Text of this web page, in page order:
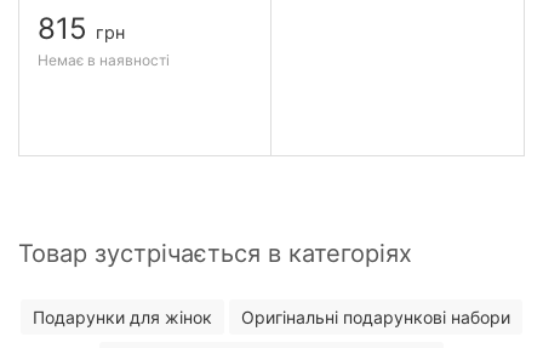
815 грн
Немає в наявності
Товар зустрічається в категоріях
Подарунки для жінок Оригінальні подарункові набори